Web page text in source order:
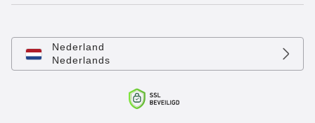
Nederland
Nederlands